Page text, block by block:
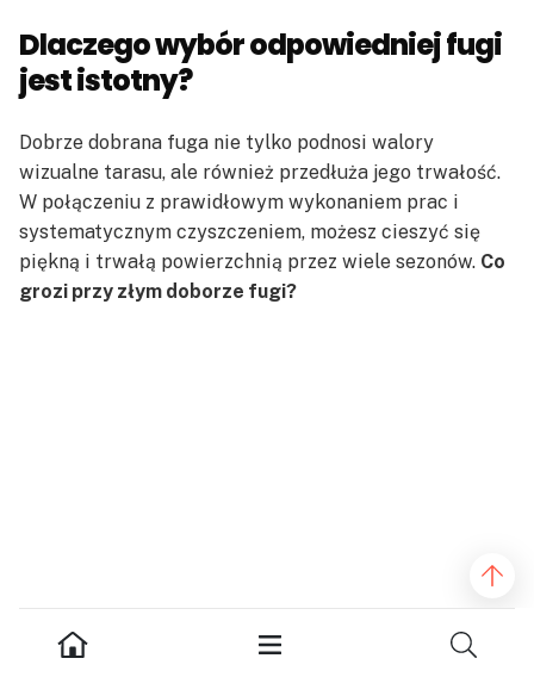
Dlaczego wybór odpowiedniej fugi
jest istotny?
Dobrze dobrana fuga nie tylko podnosi walory
wizualne tarasu, ale również przedłuża jego trwałość.
W połączeniu z prawidłowym wykonaniem prac i
systematycznym czyszczeniem, możesz cieszyć się
piękną i trwałą powierzchnią przez wiele sezonów. Co
grozi przy złym doborze fugi?